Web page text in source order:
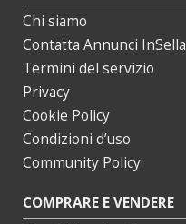
Chi siamo
Contatta Annunci InSella
Termini del servizio
Privacy
Cookie Policy
Condizioni d’uso
Community Policy
COMPRARE E VENDERE